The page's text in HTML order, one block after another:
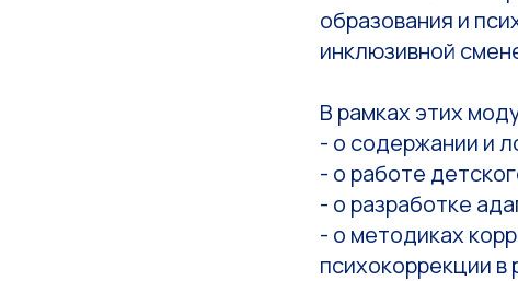
образования и
инклюзивной
В рамках этих
- о содержании и
- о работе
- о разработке
- о методиках
психокоррекции в